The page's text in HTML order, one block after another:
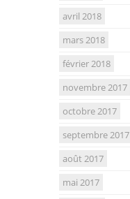
avril 2018
mars 2018
février 2018
novembre 2017
octobre 2017
septembre 2017
août 2017
mai 2017